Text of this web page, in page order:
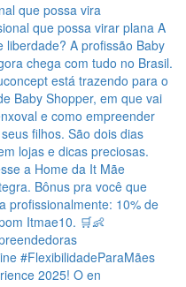
que possa vira
2025! O en